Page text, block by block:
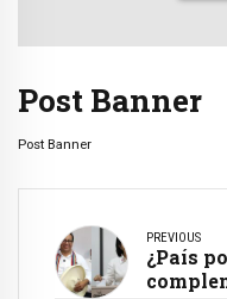
Post Banner
Post Banner
PREVIOUS
¿País